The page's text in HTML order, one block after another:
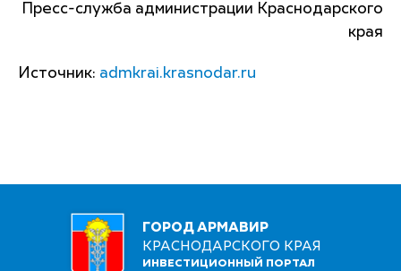
Пресс-служба администрации Краснодарского
края
Источник: admkrai.krasnodar.ru
ГОРОД АРМАВИР
КРАСНОДАРСКОГО КРАЯ
ИНВЕСТИЦИОННЫЙ ПОРТАЛ